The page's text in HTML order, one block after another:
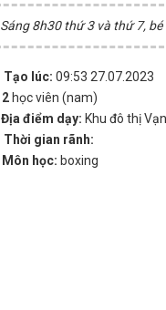
Sáng 8h30 thứ 3 và thứ 7,
Tạo lúc: 09:53 27.07.2023
2 học viên (nam)
Địa điểm dạy: Khu đô thị
Thời gian rãnh:
Môn học: boxing